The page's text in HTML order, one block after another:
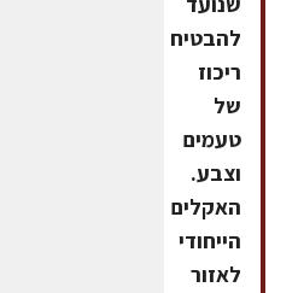
להבטיח
ריכוז
של
טעמים
וצבע.
האקלים
הייחודי
לאזור